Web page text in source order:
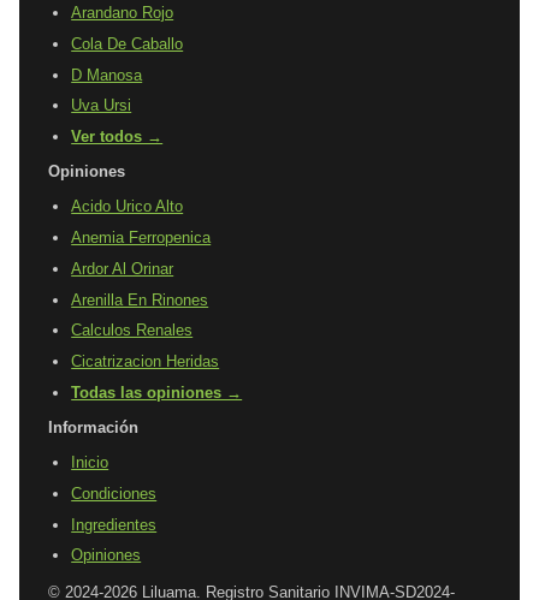
Arandano Rojo
Cola De Caballo
D Manosa
Uva Ursi
Ver todos →
Opiniones
Acido Urico Alto
Anemia Ferropenica
Ardor Al Orinar
Arenilla En Rinones
Calculos Renales
Cicatrizacion Heridas
Todas las opiniones →
Información
Inicio
Condiciones
Ingredientes
Opiniones
© 2024-2026 Liluama. Registro Sanitario INVIMA-SD2024-